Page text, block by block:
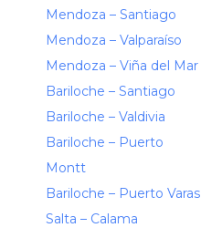
Mendoza – Santiago
Mendoza – Valparaíso
Mendoza – Viña del Mar
Bariloche – Santiago
Bariloche – Valdivia
Bariloche – Puerto
Montt
Bariloche – Puerto Varas
Salta – Calama